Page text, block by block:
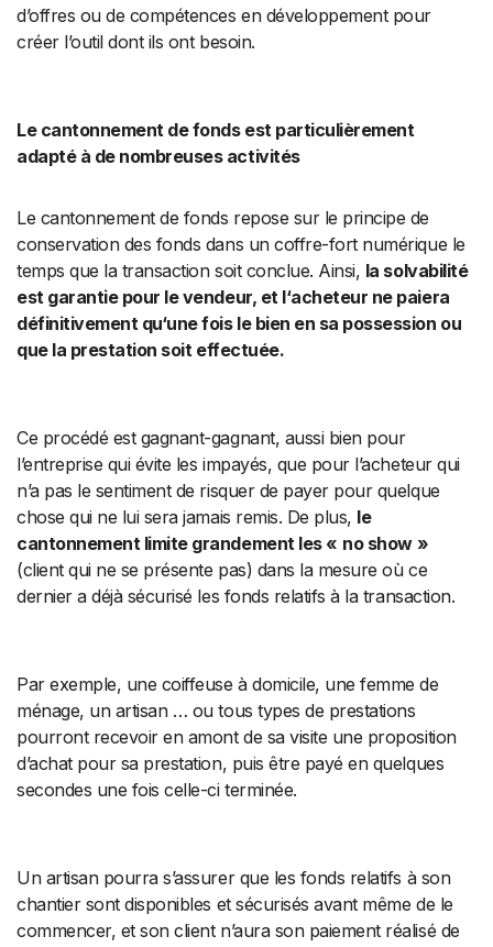
d’offres ou de compétences en développement pour
créer l’outil dont ils ont besoin.
Le cantonnement de fonds est particulièrement
adapté à de nombreuses activités
Le cantonnement de fonds repose sur le principe de
conservation des fonds dans un coffre-fort numérique le
temps que la transaction soit conclue. Ainsi, la solvabilité
est garantie pour le vendeur, et l‘acheteur ne paiera
définitivement qu‘une fois le bien en sa possession ou
que la prestation soit effectuée.
Ce procédé est gagnant-gagnant, aussi bien pour
l’entreprise qui évite les impayés, que pour l’acheteur qui
n’a pas le sentiment de risquer de payer pour quelque
chose qui ne lui sera jamais remis. De plus, le
cantonnement limite grandement les « no show »
(client qui ne se présente pas) dans la mesure où ce
dernier a déjà sécurisé les fonds relatifs à la transaction.
Par exemple, une coiffeuse à domicile, une femme de
ménage, un artisan … ou tous types de prestations
pourront recevoir en amont de sa visite une proposition
d’achat pour sa prestation, puis être payé en quelques
secondes une fois celle-ci terminée.
Un artisan pourra s’assurer que les fonds relatifs à son
chantier sont disponibles et sécurisés avant même de le
commencer, et son client n’aura son paiement réalisé de